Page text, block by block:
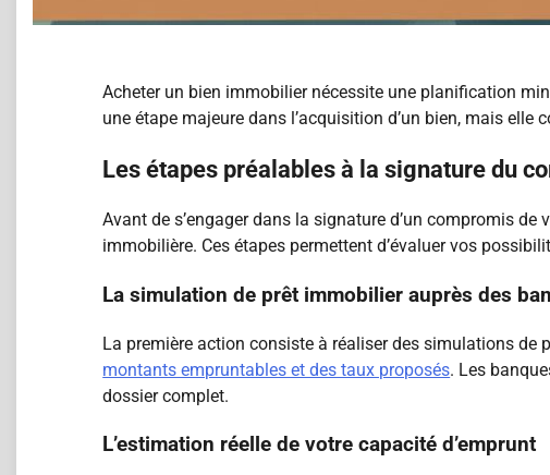
Acheter un bien immobilier nécessite une planification
une étape majeure dans l’acquisition d’un bien, mais elle
Les étapes préalables à la signature du
Avant de s’engager dans la signature d’un compromis
immobilière. Ces étapes permettent d’évaluer vos
La simulation de prêt immobilier auprès des
La première action consiste à réaliser des simulations de
montants empruntables et des taux proposés. Les
dossier complet.
L’estimation réelle de votre capacité d’emprunt